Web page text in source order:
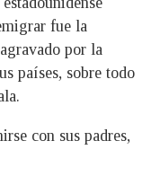
fue la
por la
países, sobre todo
con sus padres,